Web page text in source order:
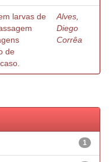
larvas de
de
Alves,
Diego
Corrêa
1